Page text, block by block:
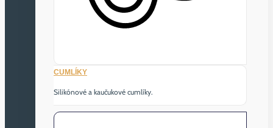
CUMLÍKY
Silikónové a kaučukové cumlíky.